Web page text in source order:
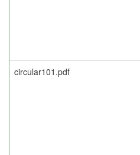
circular101.pdf